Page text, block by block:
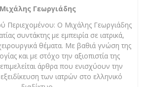
Μιχάλης Γεωργιάδης
Περιεχομένου: Ο Μιχάλης Γεωργιάδης
συντάκτης με εμπειρία σε ιατρικά,
θέματα. Με βαθιά γνώση της
και με στόχο την αξιοπιστία της
άρθρα που ενισχύουν την
των ιατρών στο ελληνικό